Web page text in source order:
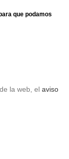
que podamos
la web, el aviso